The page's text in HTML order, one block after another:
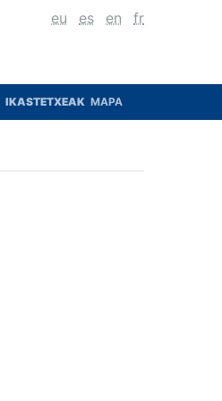
eu es en fr
IKASTETXEAK MAPA